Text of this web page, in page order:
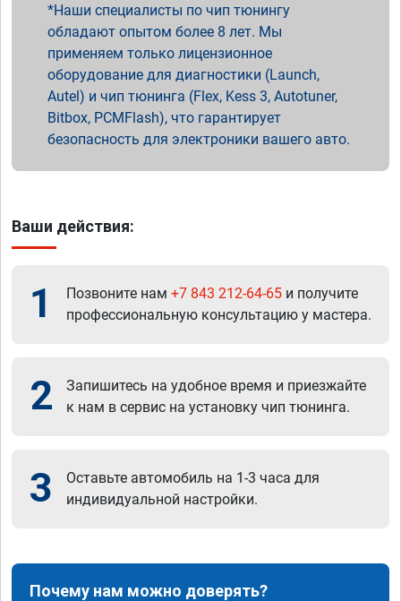
Наши специалисты по чип тюнингу
обладают опытом более 8 лет. Мы
применяем только лицензионное
оборудование для диагностики (Launch,
Autel) и чип тюнинга (Flex, Kess 3, Autotuner,
Bitbox, PCMFlash), что гарантирует
безопасность для электроники вашего авто.
Ваши действия:
1 Позвоните нам +7 843 212-64-65 и получите
профессиональную консультацию у мастера.
2
Запишитесь на удобное время и приезжайте
к нам в сервис на установку чип тюнинга.
3
Оставьте автомобиль на 1-3 часа для
индивидуальной настройки.
Почему нам можно доверять?